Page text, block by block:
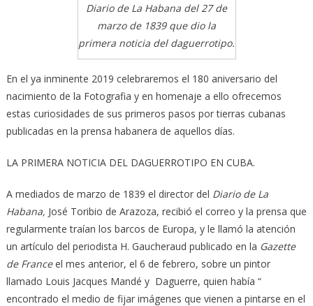
Diario de La Habana del 27 de
marzo de 1839 que dio la
primera noticia del daguerrotipo.
En el ya inminente 2019 celebraremos el 180 aniversario del
nacimiento de la Fotografia y en homenaje a ello ofrecemos
estas curiosidades de sus primeros pasos por tierras cubanas
publicadas en la prensa habanera de aquellos días.
LA PRIMERA NOTICIA DEL DAGUERROTIPO EN CUBA.
A mediados de marzo de 1839 el director del Diario de La
Habana, José Toribio de Arazoza, recibió el correo y la prensa que
regularmente traían los barcos de Europa, y le llamó la atención
un artículo del periodista H. Gaucheraud publicado en la Gazette
de Franceel mes anterior, el 6 de febrero, sobre un pintor
llamado Louis Jacques Mandé y Daguerre, quien había “
encontrado el medio de fijar imágenes que vienen a pintarse en el